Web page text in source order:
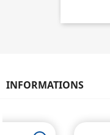
INFORMATIONS